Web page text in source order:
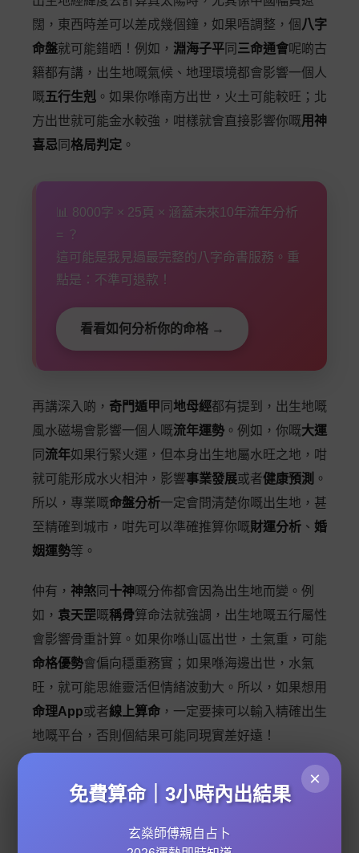
闊，東西時差可以差成幾個鐘，如果唔調整，個 八字
命盤就可能錯晒！例如， 淵海子平 同 三命通會呢啲古
籍都有講，出生地嘅氣候、地理環境都會影響一個人
嘅五行生剋 。如果你喺南方出世，火土可能較旺；北
方出世就可能金水較強，咁樣就會直接影響你嘅用神
喜忌 同 格局判定 。
📊 8000字 × 25頁 × 涵蓋未來10年流年分析
= ？
這可能是我見過最完整的八字命書服務。重
點是：不準可退款！
看看如何分析你的命格 →
再講深入啲， 奇門遁甲 同 地母經都有提到，出生地嘅
風水磁場會影響一個人嘅流年運勢 。例如，你嘅大運
同 流年如果行緊火運，但本身出生地屬水旺之地，咁
就可能形成水火相沖，影響事業發展或者健康預測 。
所以，專業嘅命盤分析一定會問清楚你嘅出生地，甚
至精確到城市，咁先可以準確推算你嘅財運分析 、 婚
姻運勢等。
仲有， 神煞 同 十神嘅分佈都會因為出生地而變。例
如， 袁天罡嘅稱骨算命法就強調，出生地嘅五行屬性
會影響骨重計算。如果你喺山區出世，土氣重，可能
命格優勢會偏向穩重務實；如果喺海邊出世，水氣
旺，就可能思維靈活但情緒波動大。所以，如果想用
命理App或者線上算命 ，一定要揀可以輸入精確出生
地嘅平台，否則個結果可能同現實差好遠！
或者深入研究姓
，記住要考慮埋自己嘅出生地特性，咁先可以真
。例如，你嘅 紫微運勢曲線
行土運，但出生地本身土氣過重，咁就要小心脾胃問
×
免費算命｜3小時內出結果
玄燊師傅親自占卜